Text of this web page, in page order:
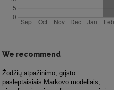
We recommend
Žodžių atpažinimo, grįsto
paslėptaisiais Markovo modeliais,